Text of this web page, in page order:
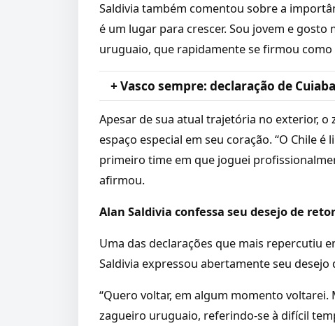
Saldivia também comentou sobre a
é um lugar para crescer. Sou jovem e
uruguaio, que rapidamente se firmou como
+ Vasco sempre: declaração de
Apesar de sua atual trajetória no exterior,
espaço especial em seu coração. “O Chile
primeiro time em que joguei
afirmou.
Alan Saldivia confessa seu desejo de
Uma das declarações que mais repercutiu
Saldivia expressou abertamente seu
“Quero voltar, em algum momento voltarei.
zagueiro uruguaio, referindo-se à difícil